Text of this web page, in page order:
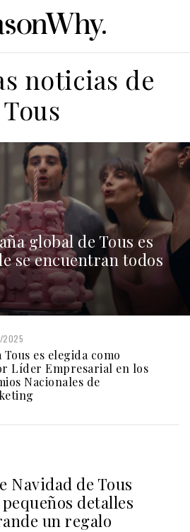
noticias de
Tous
global de Tous es
se encuentran todos
Tous es elegida como
Líder Empresarial en los
Nacionales de
Navidad de Tous
detalles
un regalo